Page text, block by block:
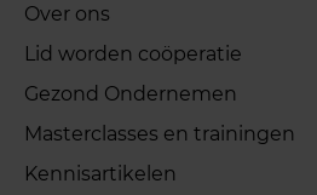
Over ons
Lid worden coöperatie
Gezond Ondernemen
Masterclasses en trainingen
Kennisartikelen